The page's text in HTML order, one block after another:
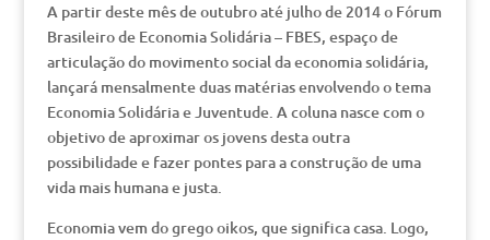
A partir deste mês de outubro até julho de 2014 o Fórum
Brasileiro de Economia Solidária – FBES, espaço de
articulação do movimento social da economia solidária,
lançará mensalmente duas matérias envolvendo o tema
Economia Solidária e Juventude. A coluna nasce com o
objetivo de aproximar os jovens desta outra
possibilidade e fazer pontes para a construção de uma
vida mais humana e justa.
Economia vem do grego oikos, que significa casa. Logo,